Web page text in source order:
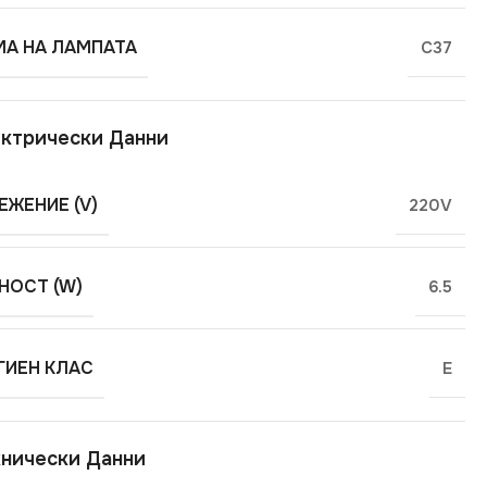
НА ЛАМПАТА C37
Данни
(V) 220V
(W) 6.5
КЛАС E
Данни